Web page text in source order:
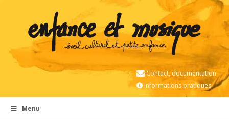
Contact, documentation
Informations pratiques
Menu